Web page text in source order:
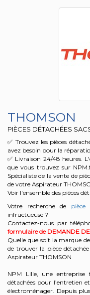
THOMSON
PIÈCES DÉTACHÉES
✅ Trouvez les pièces
avez besoin pour la
✅ Livraison 24/48 heures.
que vous trouvez sur
Spécialiste de la vente de
de votre Aspirateur
Voir l'ensemble des pièces
Votre recherche de pièce
infructueuse ?
Contactez-nous par
formulaire de DEMANDE
Quelle que soit la marque
de trouver la pièce
Aspirateur THOMSON
NPM Lille, une entreprise
détachées pour l’entretien
électroménager. Depuis